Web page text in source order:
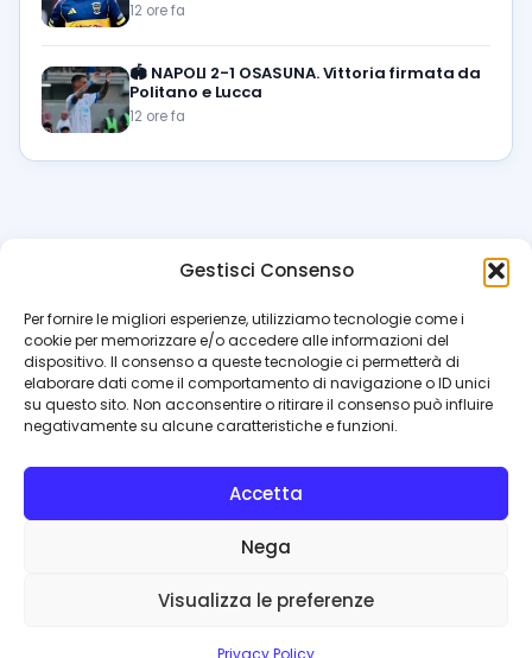
Gestisci Consenso
Per fornire le migliori esperienze, utilizziamo tecnologie come i
cookie per memorizzare e/o accedere alle informazioni del
dispositivo. Il consenso a queste tecnologie ci permetterà di
elaborare dati come il comportamento di navigazione o ID unici
su questo sito. Non acconsentire o ritirare il consenso può influire
negativamente su alcune caratteristiche e funzioni.
Accetta
Nega
Visualizza le preferenze
Privacy Policy
12 ore fa
🏟️ NAPOLI 2-1 OSASUNA. Vittoria firmata da
Politano e Lucca
12 ore fa
azzurrissimo.it
Il blog di riferimento per i tifosi del Napoli. News, interviste,
pagelle e calciomercato. Testata giornalistica registrata
al Tribunale di Napoli (n. 48 dell’08/10/2012). Direttore Luca
Perillo
INFO
Contattaci